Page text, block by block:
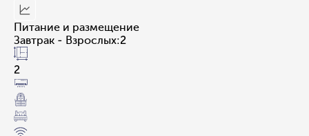
Питание и размещение
Завтрак - Взрослых:2
2